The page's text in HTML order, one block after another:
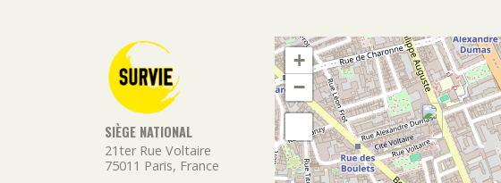
SIÈGE NATIONAL
21ter Rue Voltaire
75011 Paris, France
+
−